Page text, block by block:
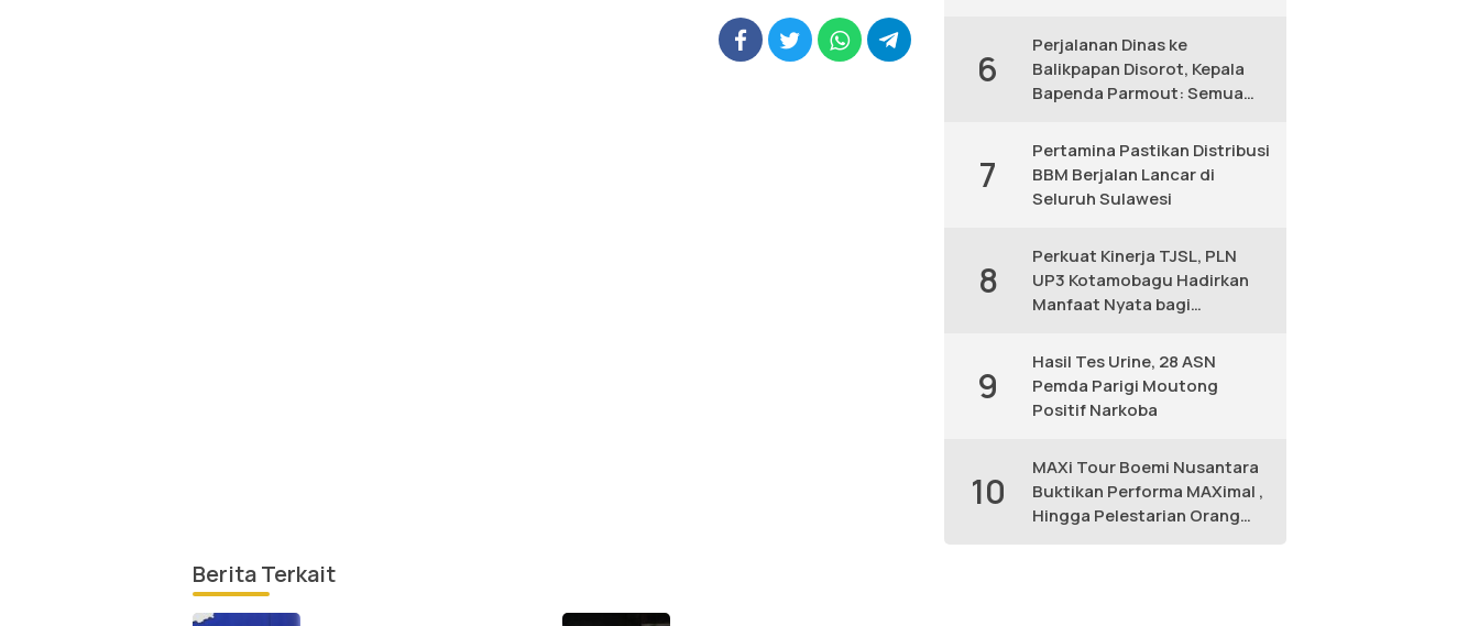
Berita Terkait
6
Perjalanan Dinas ke
Balikpapan Disorot, Kepala
Bapenda Parmout: Semua
7
Pertamina Pastikan Distribusi
BBM Berjalan Lancar di
Seluruh Sulawesi
8
Perkuat Kinerja TJSL, PLN
UP3 Kotamobagu Hadirkan
Manfaat Nyata bagi
9
Hasil Tes Urine, 28 ASN
Pemda Parigi Moutong
Positif Narkoba
10
MAXi Tour Boemi Nusantara
Buktikan Performa MAXimal ,
Hingga Pelestarian Orang